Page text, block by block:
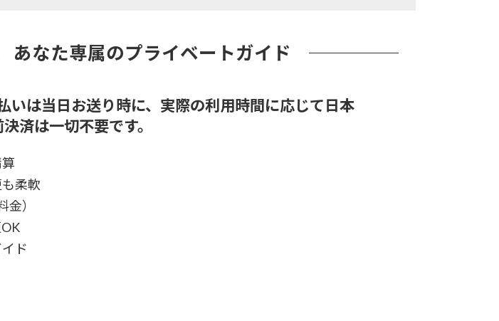
あなた専属のプライベートガイド
いは当日お送り時に、実際の利用時間に応じて日本
済は一切不要です。
柔軟
）
ド